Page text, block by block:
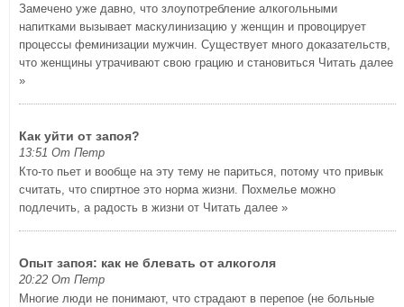
Замечено уже давно, что злоупотребление алкогольными
напитками вызывает маскулинизацию у женщин и провоцирует
процессы феминизации мужчин. Существует много доказательств,
что женщины утрачивают свою грацию и становиться Читать далее
»
Как уйти от запоя?
13:51 От Петр
Кто-то пьет и вообще на эту тему не париться, потому что привык
считать, что спиртное это норма жизни. Похмелье можно
подлечить, а радость в жизни от Читать далее »
Опыт запоя: как не блевать от алкоголя
20:22 От Петр
Многие люди не понимают, что страдают в перепое (не больные